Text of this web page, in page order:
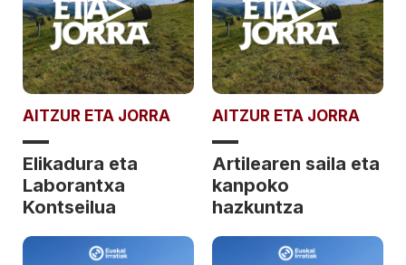
AITZUR ETA JORRA
Elikadura eta
Laborantxa
Kontseilua
AITZUR ETA JORRA
Artilearen saila eta
kanpoko
hazkuntza